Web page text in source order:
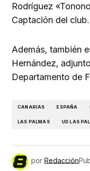
Rodríguez
Captación del club.
Además, también
Hernández,
Departamento de
CANARIAS ESPAÑA
LAS PALMAS UD LAS
por Redacción